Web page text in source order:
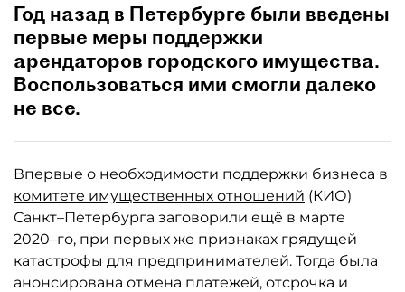
Год назад в Петербурге были введены
первые меры поддержки
арендаторов городского имущества.
Воспользоваться ими смогли далеко
не все.
Впервые о необходимости поддержки бизнеса в
комитете имущественных отношений (КИО)
Санкт–Петербурга заговорили ещё в марте
2020–го, при первых же признаках грядущей
катастрофы для предпринимателей. Тогда была
анонсирована отмена платежей, отсрочка и